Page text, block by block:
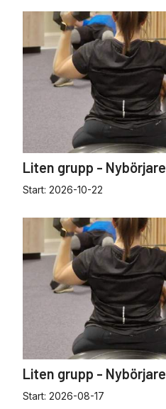
Liten grupp - Nybörjare
Start: 2026-10-22
Liten grupp - Nybörjare
Start: 2026-08-17